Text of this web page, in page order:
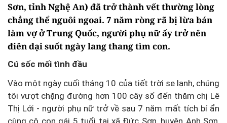
Sơn, tỉnh Nghệ An) đã trở thành vết thường lòng
chẳng thể nguôi ngoai. 7 năm ròng rã bị lừa bán
làm vợ ở Trung Quốc, người phụ nữ ấy trở nên
điên dại suốt ngày lang thang tìm con.
Cú sốc mối tình đầu
Vào một ngày cuối tháng 10 của tiết trời se lạnh, chúng
tôi vượt chặng đường hơn 100 cây số đến thăm chị Lê
Thị Lới - người phụ nữ trở về sau 7 năm mất tích bí ẩn
cùng cô con gái 5 tuổi tại xã Đức Sơn, huyện Anh Sơn,